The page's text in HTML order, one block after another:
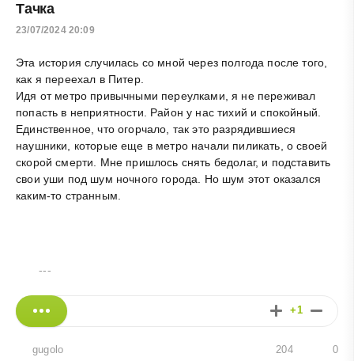
Тачка
23/07/2024 20:09
Эта история случилась со мной через полгода после того,
как я переехал в Питер.
Идя от метро привычными переулками, я не переживал
попасть в неприятности. Район у нас тихий и спокойный.
Единственное, что огорчало, так это разрядившиеся
наушники, которые еще в метро начали пиликать, о своей
скорой смерти. Мне пришлось снять бедолаг, и подставить
свои уши под шум ночного города. Но шум этот оказался
каким-то странным.
---
+1
gugolo 0
204